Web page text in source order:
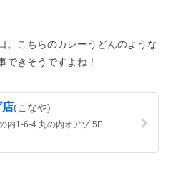
。こちらのカレーうどんのような
できそうですよね！